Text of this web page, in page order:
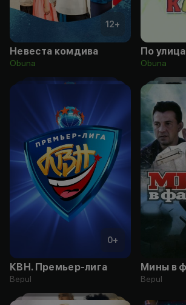
12+
Невеста комдива
Obuna Obuna
0+
КВН. Премьер-лига
Bepul
Мины в
Bepul